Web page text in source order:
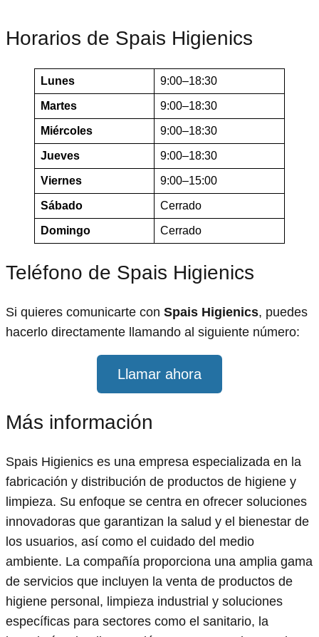
Horarios de Spais Higienics
Lunes 9:00–18:30
Martes 9:00–18:30
Miércoles 9:00–18:30
Jueves 9:00–18:30
Viernes 9:00–15:00
Sábado Cerrado
Domingo Cerrado
Teléfono de Spais Higienics
Si quieres comunicarte con Spais Higienics, puedes
hacerlo directamente llamando al siguiente número:
Llamar ahora
Más información
Spais Higienics es una empresa especializada en la
fabricación y distribución de productos de higiene y
limpieza. Su enfoque se centra en ofrecer soluciones
innovadoras que garantizan la salud y el bienestar de
los usuarios, así como el cuidado del medio
ambiente. La compañía proporciona una amplia gama
de servicios que incluyen la venta de productos de
higiene personal, limpieza industrial y soluciones
específicas para sectores como el sanitario, la